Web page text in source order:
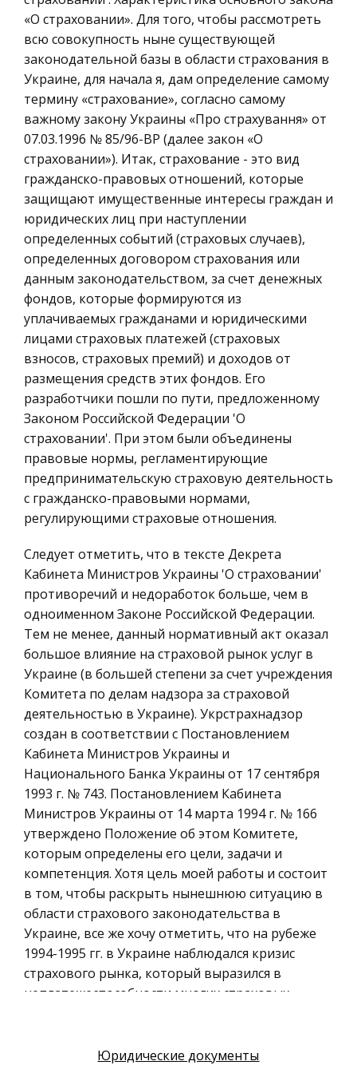
предпринимательство
Историческая личность
География, Экономическая география
Литература, Лингвистика
Техника
Бухгалтерский учет
Налоговое право
Экологическое право
Физика
Теория государства и права
Компьютерные сети
Философия
Программирование, Базы данных
Правоохранительные органы
Конституционное (государственное) право
России
Ценные бумаги
Гражданское право
Трудовое право
История государства и права зарубежных
стран
Транспорт
Банковское дело и кредитование
Здоровье
Астрономия
Биржевое дело
Биология
Экономико-математическое
моделирование
Российское предпринимательское право
Искусство
Физкультура и Спорт, Здоровье
Гражданская оборона
Геология
Религия
Уголовный процесс
Таможенное право
Международное частное право
Архитектура
Материаловедение
не имеет никакого отношения к за
История России (шпаргалка)
Киевская Русь-древнерус.гос.,кот.сущ-ло с 9в. по
30-е гг.12в. I теория по обр-ю др/рус.гос.-
норманская теория.Славяне жили диким
образом.Они обратились к варягам навести
порядок в рус.землях.На этот п
Применение лазеров в связи и локации
Оптический квантовый усилитель 6,
преобразователь световых колебаний в
электрические сигналы информации 7
(модулирующий сигнал) и усилители этих
сигналов 8 образуют приемник. Устройства
точного нацел
Инженерно-экологические изыскания по
строительству автомобильной дороги на
участке А-Б Новосибирской области
Самосвалы: Маз-503, Краз-256Б, 5 Камаз -5510,
Magirus-232D 26K, Tatra-148S 1M 13 Автобусы:
Паз-672, Паз-3201, Лаз-695Н, 7 Лиаз-677, Volvo ,
Ikarus -280 и др. 4.Район проектирования трассы
– Новосибирс
Немаловажную роль здесь играет понятная и
доступная информация для туристов как в
каталогах, так и в местах отдыха и путешествий
(стенды, указатели, обозначения объектов и т.
д.). Всемирная туристская
«О страховании». Для того, чтобы рассмотреть
всю совокупность ныне существующей
законодательной базы в области страхования в
Украине, для начала я, дам определение самому
термину «страхование», согласно самому
важному закону Украины «Про страхування» от
07.03.1996 № 85/96-ВР (далее закон «О
страховании»). Итак, страхование - это вид
гражданско-правовых отношений, которые
защищают имущественные интересы граждан и
юридических лиц при наступлении
определенных событий (страховых случаев),
определенных договором страхования или
данным законодательством, за счет денежных
фондов, которые формируются из
уплачиваемых гражданами и юридическими
лицами страховых платежей (страховых
взносов, страховых премий) и доходов от
размещения средств этих фондов. Его
разработчики пошли по пути, предложенному
Законом Российской Федерации 'О
страховании'. При этом были объединены
правовые нормы, регламентирующие
предпринимательскую страховую деятельность
с гражданско-правовыми нормами,
регулирующими страховые отношения.
Следует отметить, что в тексте Декрета
Кабинета Министров Украины 'О страховании'
противоречий и недоработок больше, чем в
одноименном Законе Российской Федерации.
Тем не менее, данный нормативный акт оказал
большое влияние на страховой рынок услуг в
Украине (в большей степени за счет учреждения
Комитета по делам надзора за страховой
деятельностью в Украине). Укрстрахнадзор
создан в соответствии с Постановлением
Кабинета Министров Украины и
Национального Банка Украины от 17 сентября
1993 г. № 743. Постановлением Кабинета
Министров Украины от 14 марта 1994 г. № 166
утверждено Положение об этом Комитете,
которым определены его цели, задачи и
компетенция. Хотя цель моей работы и состоит
в том, чтобы раскрыть нынешнюю ситуацию в
области страхового законодательства в
Украине, все же хочу отметить, что на рубеже
1994-1995 гг. в Украине наблюдался кризис
страхового рынка, который выразился в
неплатежеспособности многих страховых
сегодня в Украине в большинстве случаев
Юридические документы